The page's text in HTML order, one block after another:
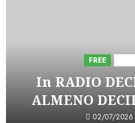
FREE
In RADIO
ALMENO
02/07/2026